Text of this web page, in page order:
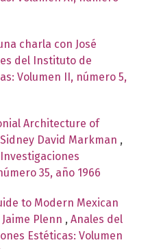
charla con José
del Instituto de
Volumen II, número 5,
Architecture of
David Markman ,
35, año 1966
to Modern Mexican
Plenn , Anales del
Estéticas: Volumen